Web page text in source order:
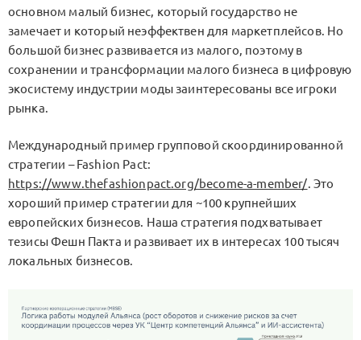
основном малый бизнес, который государство не
замечает и который неэффектвен для маркетплейсов. Но
большой бизнес развивается из малого, поэтому в
сохранении и трансформации малого бизнеса в цифровую
экосистему индустрии моды заинтересованы все игроки
рынка.
Международный пример групповой скоординированной
стратегии – Fashion Pact:
https://www.thefashionpact.org/become-a-member/. Это
хороший пример стратегии для ~100 крупнейших
европейских бизнесов. Наша стратегия подхватывает
тезисы Фешн Пакта и развивает их в интересах 100 тысяч
локальных бизнесов.